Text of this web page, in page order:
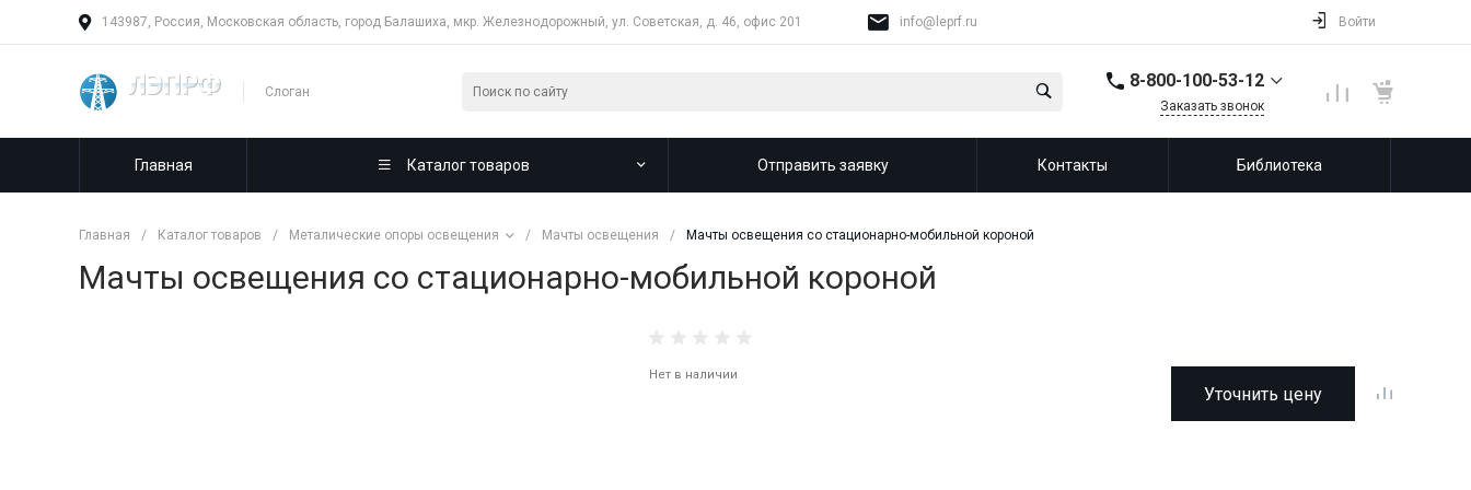
143987, Россия, Московская область, город Балашиха, мкр. Железнодорожный, ул. Советская, д. 46, офис 201 info@leprf.ru Войти
Слоган
8-800-100-53-12
Заказать звонок
Главная Каталог товаров Отправить заявку Контакты Библиотека
Главная / Каталог товаров / Металические опоры освещения / Мачты освещения / Мачты освещения со стационарно-мобильной короной
Мачты освещения со стационарно-мобильной короной
Нет в наличии
Уточнить цену